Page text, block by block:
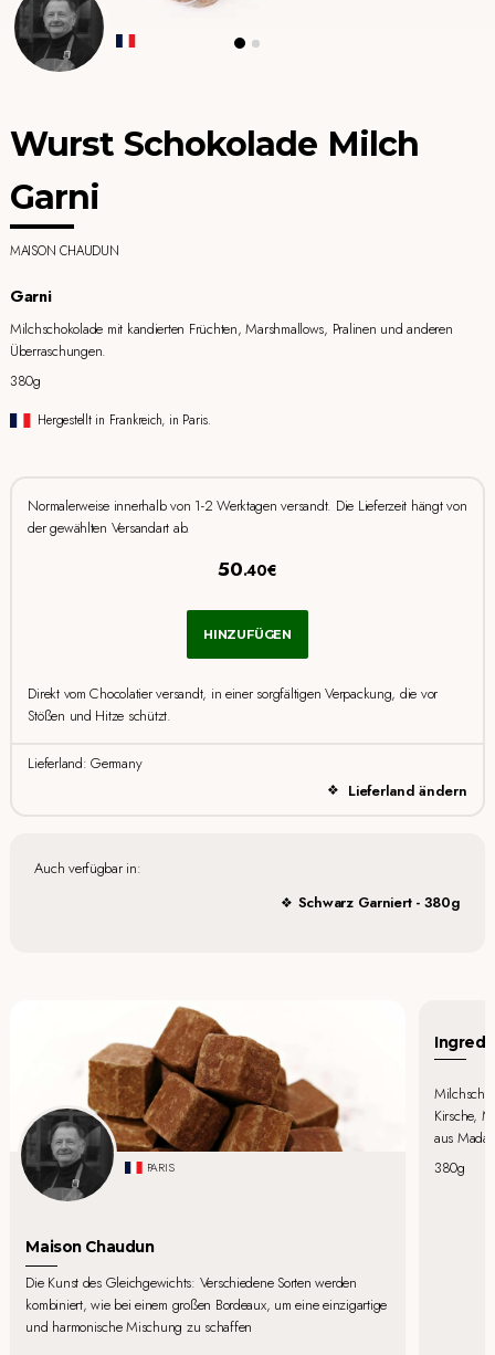
Wurst Schokolade Milch
Garni
MAISON CHAUDUN
Garni
Milchschokolade mit kandierten Früchten, Marshmallows, Pralinen und anderen
Überraschungen.
380g
Hergestellt in Frankreich, in Paris.
Normalerweise innerhalb von 1-2 Werktagen versandt. Die Lieferzeit hängt von
der gewählten Versandart ab.
50.40€
HINZUFÜGEN
Direkt vom Chocolatier versandt, in einer sorgfältigen Verpackung, die vor
Stößen und Hitze schützt.
Lieferland: Germany
Lieferland ändern
Auch verfügbar in:
Schwarz Garniert - 380g
PARIS
Maison Chaudun
Die Kunst des Gleichgewichts: Verschiedene Sorten werden
kombiniert, wie bei einem großen Bordeaux, um eine einzigartige
und harmonische Mischung zu schaffen
Kirsche,
aus
380g